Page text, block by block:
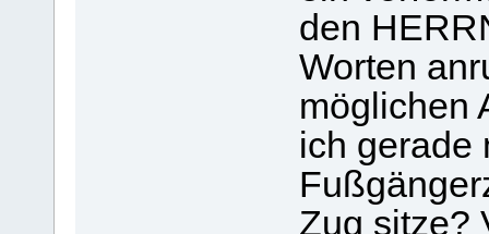
den
Worten
möglichen
ich gerade
Zug sitze?